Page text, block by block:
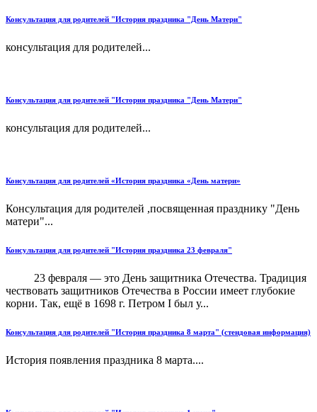
Консультация для родителей "История праздника "День Матери"
консультация для родителей...
Консультация для родителей "История праздника "День Матери"
консультация для родителей...
Консультация для родителей «История праздника «День матери»
Консультация для родителей ,посвященная празднику "День
матери"...
Консультация для родителей "История праздника 23 февраля"
23 февраля — это День защитника Отечества. Традиция
чествовать защитников Отечества в России имеет глубокие
корни. Так, ещё в 1698 г. Петром I был у...
Консультация для родителей "История праздника 8 марта" (стендовая информация)
История появления праздника 8 марта....